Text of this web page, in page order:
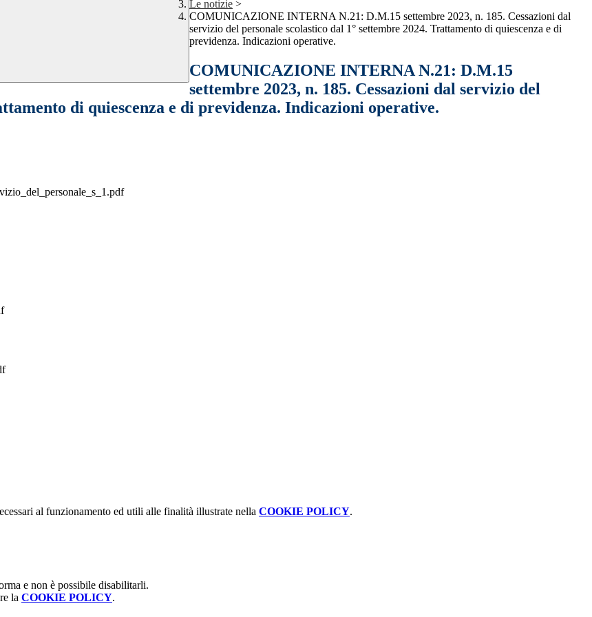
Le notizie >
COMUNICAZIONE INTERNA N.21: D.M.15 settembre 2023, n. 185. Cessazioni dal
servizio del personale scolastico dal 1° settembre 2024. Trattamento di quiescenza e di
previdenza. Indicazioni operative.
COMUNICAZIONE INTERNA N.21: D.M.15
settembre 2023, n. 185. Cessazioni dal servizio del
di quiescenza e di previdenza. Indicazioni operative.
al funzionamento ed utili alle finalità illustrate nella COOKIE POLICY.
e non è possibile disabilitarli.
la COOKIE POLICY.